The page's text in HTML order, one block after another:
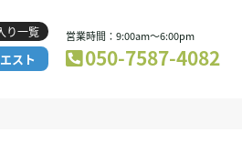
り一覧
スト
営業時間：9:00am～6:00pm
050-7587-4082